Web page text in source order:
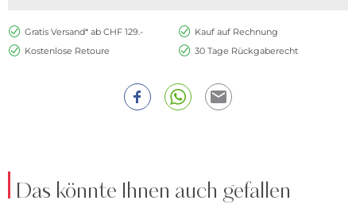
Gratis Versand* ab CHF 129.-
Kauf auf Rechnung
Kostenlose Retoure
30 Tage Rückgaberecht
Das könnte Ihnen auch gefallen